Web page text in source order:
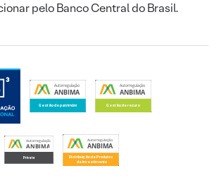
pelo Banco Central do Brasil.